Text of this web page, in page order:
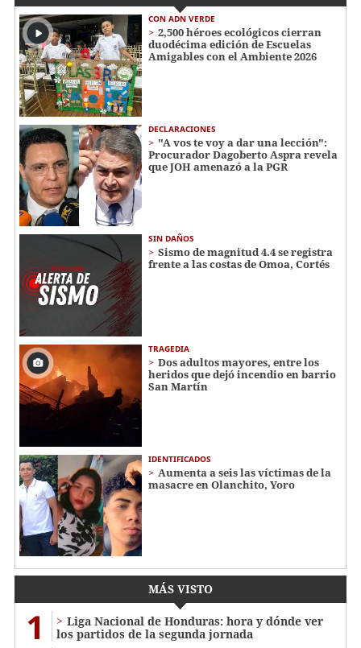
CON ADN VERDE
2,500 héroes ecológicos cierran
duodécima edición de Escuelas
Amigables con el Ambiente 2026
DECLARACIONES
"A vos te voy a dar una lección":
Procurador Dagoberto Aspra revela
que JOH amenazó a la PGR
SIN DAÑOS
Sismo de magnitud 4.4 se registra
frente a las costas de Omoa, Cortés
TRAGEDIA
Dos adultos mayores, entre los
heridos que dejó incendio en barrio
San Martín
IDENTIFICADOS
Aumenta a seis las víctimas de la
masacre en Olanchito, Yoro
MÁS VISTO
1
Liga Nacional de Honduras: hora y dónde ver
los partidos de la segunda jornada